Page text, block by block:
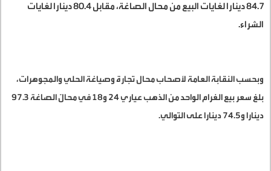
84.7 دينارا لغايات البيع من محال الصاغة، مقابل 80.4 دينارا لغايات
الشراء.
وبحسب النقابة العامة لأصحاب محال تجارة وصياغة الحلي والمجوهرات،
بلغ سعر بيع الغرام الواحد من الذهب عياري 24 و18 في محالّ الصاغة 97.3
دينارا و74.5 دينارا على التوالي.